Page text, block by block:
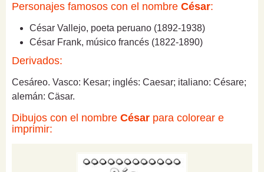
Personajes famosos con el nombre César:
César Vallejo, poeta peruano (1892-1938)
César Frank, músico francés (1822-1890)
Derivados:
Cesáreo. Vasco: Kesar; inglés: Caesar; italiano: Césare;
alemán: Cäsar.
Dibujos con el nombre César para colorear e
imprimir: